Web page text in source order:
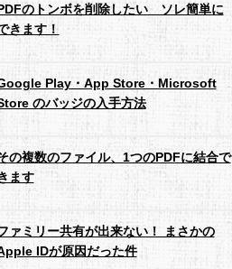
のトンボを削除したい ソレ簡単に
きます！
Play・App Store・Microsoft
のバッジの入手方法
の複数のファイル、1つのPDFに結合で
ます
ァミリー共有が出来ない！ まさかの
IDが原因だった件